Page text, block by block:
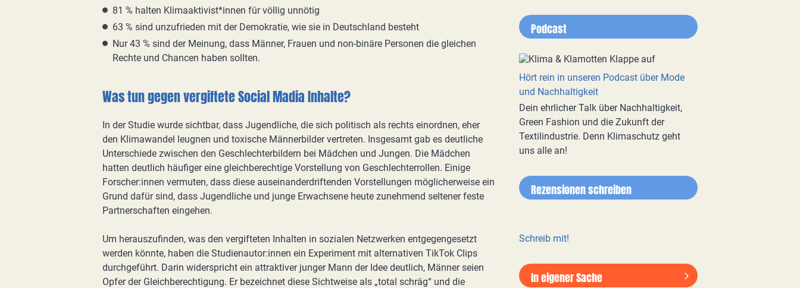
81 % halten Klimaaktivist*innen für völlig unnötig
63 % sind unzufrieden mit der Demokratie, wie sie in Deutschland besteht
Nur 43 % sind der Meinung, dass Männer, Frauen und non-binäre Personen die gleichen
Rechte und Chancen haben sollten.
Was tun gegen vergiftete Social Madia Inhalte?
In der Studie wurde sichtbar, dass Jugendliche, die sich politisch als rechts einordnen, eher
den Klimawandel leugnen und toxische Männerbilder vertreten. Insgesamt gab es deutliche
Unterschiede zwischen den Geschlechterbildern bei Mädchen und Jungen. Die Mädchen
hatten deutlich häufiger eine gleichberechtige Vorstellung von Geschlechterrollen. Einige
Forscher:innen vermuten, dass diese auseinanderdriftenden Vorstellungen möglicherweise ein
Grund dafür sind, dass Jugendliche und junge Erwachsene heute zunehmend seltener feste
Partnerschaften eingehen.
Um herauszufinden, was den vergifteten Inhalten in sozialen Netzwerken entgegengesetzt
werden könnte, haben die Studienautor:innen ein Experiment mit alternativen TikTok Clips
durchgeführt. Darin widerspricht ein attraktiver junger Mann der Idee deutlich, Männer seien
Opfer der Gleichberechtigung. Er bezeichnet diese Sichtweise als „total schräg“ und die
Podcast
Hört rein in unseren Podcast über Mode
und Nachhaltigkeit
Dein ehrlicher Talk über Nachhaltigkeit,
Green Fashion und die Zukunft der
Textilindustrie. Denn Klimaschutz geht
uns alle an!
Rezensionen schreiben
Schreib mit!
In eigener Sache